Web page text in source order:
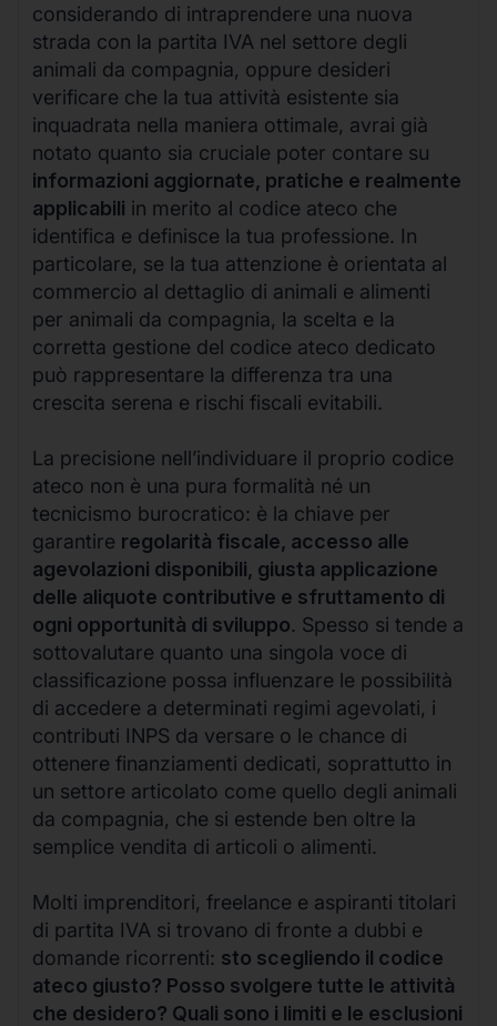
considerando di intraprendere una nuova
strada con la partita IVA nel settore degli
animali da compagnia, oppure desideri
verificare che la tua attività esistente sia
inquadrata nella maniera ottimale, avrai già
notato quanto sia cruciale poter contare su
informazioni aggiornate, pratiche e realmente
applicabili in merito al codice ateco che
identifica e definisce la tua professione. In
particolare, se la tua attenzione è orientata al
commercio al dettaglio di animali e alimenti
per animali da compagnia, la scelta e la
corretta gestione del codice ateco dedicato
può rappresentare la differenza tra una
crescita serena e rischi fiscali evitabili.
La precisione nell’individuare il proprio codice
ateco non è una pura formalità né un
tecnicismo burocratico: è la chiave per
garantire regolarità fiscale, accesso alle
agevolazioni disponibili, giusta applicazione
delle aliquote contributive e sfruttamento di
ogni opportunità di sviluppo. Spesso si tende a
sottovalutare quanto una singola voce di
classificazione possa influenzare le possibilità
di accedere a determinati regimi agevolati, i
contributi INPS da versare o le chance di
ottenere finanziamenti dedicati, soprattutto in
un settore articolato come quello degli animali
da compagnia, che si estende ben oltre la
semplice vendita di articoli o alimenti.
Molti imprenditori, freelance e aspiranti titolari
di partita IVA si trovano di fronte a dubbi e
domande ricorrenti: sto scegliendo il codice
ateco giusto? Posso svolgere tutte le attività
che desidero? Quali sono i limiti e le esclusioni